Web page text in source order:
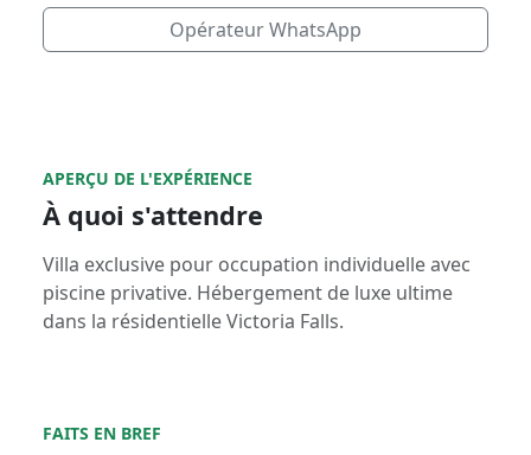
Opérateur WhatsApp
APERÇU DE L'EXPÉRIENCE
À quoi s'attendre
Villa exclusive pour occupation individuelle avec
piscine privative. Hébergement de luxe ultime
dans la résidentielle Victoria Falls.
FAITS EN BREF